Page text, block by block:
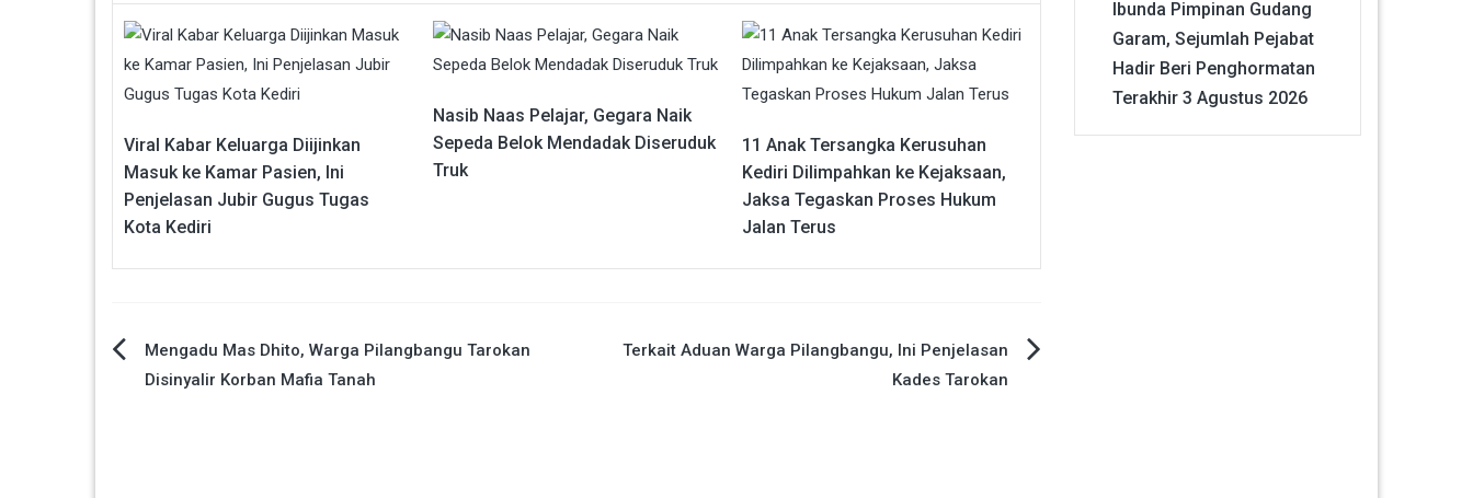
Viral Kabar Keluarga Diijinkan
Masuk ke Kamar Pasien, Ini
Penjelasan Jubir Gugus Tugas
Kota Kediri
Nasib Naas Pelajar, Gegara Naik
Sepeda Belok Mendadak Diseruduk
Truk
11 Anak Tersangka Kerusuhan
Kediri Dilimpahkan ke Kejaksaan,
Jaksa Tegaskan Proses Hukum
Jalan Terus
Navigasi
Mengadu Mas Dhito, Warga Pilangbangu Tarokan
Disinyalir Korban Mafia Tanah
Terkait Aduan Warga Pilangbangu, Ini Penjelasan
Kades Tarokan
Ibunda Pimpinan Gudang
Garam, Sejumlah Pejabat
Hadir Beri Penghormatan
Terakhir 3 Agustus 2026